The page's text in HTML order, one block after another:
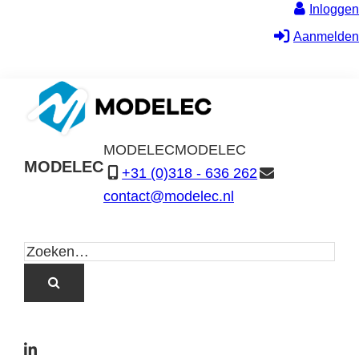
Inloggen
Aanmelden
MODELEC
MODELECMODELEC
+31 (0)318 - 636 262
contact@modelec.nl
L